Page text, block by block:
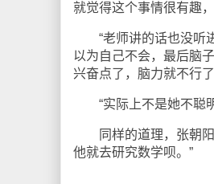
就觉得这个事情很有趣
“老师讲的话也没听进
以为自己不会，最后脑
兴奋点了，脑力就不行
“实际上不是她不聪明
同样的道理，张朝阳
他就去研究数学呗。”